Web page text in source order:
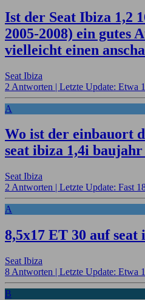
Ist der Seat Ibiza 1,2
2005-2008) ein gutes
vielleicht einen
Seat Ibiza
2 Antworten | Letzte Update: Etwa
A
Wo ist der einbauort
seat ibiza 1,4i baujahr
Seat Ibiza
2 Antworten | Letzte Update: Fast
A
8,5x17 ET 30 auf seat
Seat Ibiza
8 Antworten | Letzte Update: Etwa
B